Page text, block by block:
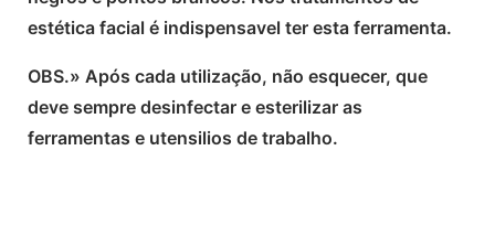
estética facial é indispensavel ter esta ferramenta.
OBS.» Após cada utilização, não esquecer, que
deve sempre desinfectar e esterilizar as
ferramentas e utensilios de trabalho.